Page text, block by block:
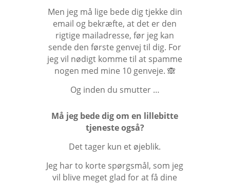
Men jeg må lige bede dig tjekke din
email og bekræfte, at det er den
rigtige mailadresse, før jeg kan
sende den første genvej til dig. For
jeg vil nødigt komme til at spamme
nogen med mine 10 genveje. 🙈
Og inden du smutter …
Må jeg bede dig om en lillebitte
tjeneste også?
Det tager kun et øjeblik.
Jeg har to korte spørgsmål, som jeg
vil blive meget glad for at få dine